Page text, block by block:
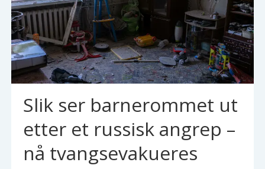
Slik ser barnerommet ut
etter et russisk angrep –
nå tvangsevakueres